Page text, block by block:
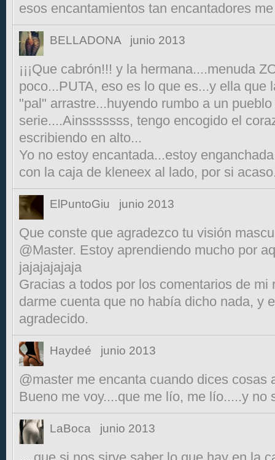
esos encantamientos tan encantadores
BELLADONA junio 2013
¡¡¡Que cabrón!!! y la hermana....menuda
poco...PUTA, eso es lo que es...y ella que
"pal" arrastre...huyendo rumbo a un
serie....Ainsssssss, tengo encogido el
escribiendo en alto...
Yo no estoy encantada...estoy
con la caja de kleneex al lado, por si
ElPuntoGiu junio 2013
Que conste que agradezco tu visión
@Master. Estoy aprendiendo mucho por
jajajajajaja
Gracias a todos por los comentarios de mi
darme cuenta que no había dicho nada, y
agradecido.
Haydeé junio 2013
@master me encanta cuando dices cosas
Bueno me voy....que me lío, me lío.....y no
LaBoca junio 2013